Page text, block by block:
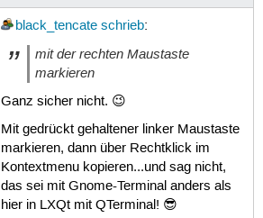
black_tencate schrieb:
mit der rechten Maustaste
markieren
Ganz sicher nicht. 😉
Mit gedrückt gehaltener linker Maustaste
markieren, dann über Rechtklick im
Kontextmenu kopieren...und sag nicht,
das sei mit Gnome-Terminal anders als
hier in LXQt mit QTerminal! 😎